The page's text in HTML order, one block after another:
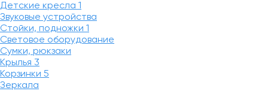
Детские кресла 1
Звуковые устройства
Стойки, подножки 1
Световое оборудование
Сумки, рюкзаки
Крылья 3
Корзинки 5
Зеркала